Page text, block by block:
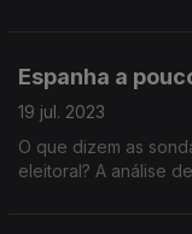
Espanha a
19 jul. 2023
O que dizem as
eleitoral? A análise